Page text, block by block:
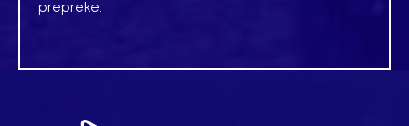
prepreke.